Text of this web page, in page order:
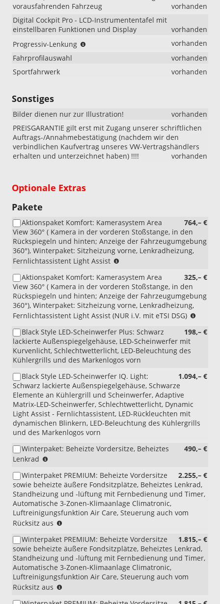
vorausfahrenden Fahrzeug
vorhanden
Digital Cockpit Pro - LCD-Instrumententafel mit
einstellbaren Funktionen und Display
vorhanden
Progressiv-Lenkung
Im
Vergleich
zur
herkömmlichen
Lenkung
vorhanden
Fahrprofilauswahl
vorhanden
Sportfahrwerk
vorhanden
Sonstiges
Bilder dienen nur zur Illustration!
vorhanden
PREISGARANTIE gilt erst mit Zugang unserer schriftlichen
Auftrags-/Annahmebestätigung (nachdem wir den
verbindlichen Kaufvertrag unseres VW-Vertragshändlers
erhalten und unterzeichnet haben) !!!!
vorhanden
Optionale Extras
Pakete
764,– €
Aktionspaket Komfort: Kamerasystem Area
View 360° ( Kamera in der vorderen Stoßstange, in den
Rückspiegeln und hinten; Anzeige der Fahrzeugumgebung
360°), Winterpaket: Sitzheizung vorne, Lenkradheizung,
Fernlichtassistent Light Assist
mit
1.5
eTSI
DSG)
325,– €
Aktionspaket Komfort: Kamerasystem Area
View 360° ( Kamera in der vorderen Stoßstange, in den
Rückspiegeln und hinten; Anzeige der Fahrzeugumgebung
360°), Winterpaket: Sitzheizung vorne, Lenkradheizung,
Fernlichtassistent Light Assist (NUR i.V. mit eTSI DSG)
mit
198,– €
Black Style LED-Scheinwerfer Plus: Schwarz
lackierte Außenspiegelgehäuse, LED-Scheinwerfer mit
Kurvenlicht, Schlechtwetterlicht, LED-Beleuchtung des
Kühlergrills und des Markenlogos vorn
1.094,– €
Black Style LED-Scheinwerfer IQ. Light:
Schwarz lackierte Außenspiegelgehäuse, Schwarze
Elemente an Kühlergrill und Scheinwerfer, Adaptive
Matrix-LED-Scheinwerfer, Schlechtwetterlicht, Dynamic
Light Assist - Fernlichtassistent, LED-Rückleuchten mit
dynamischen Blinkern, LED-Beleuchtung des Kühlergrills
und des Markenlogos vorn
490,– €
Winterpaket: Beheizte Vordersitze, Beheiztes
Lenkrad
1.5
eTSI
DSG)
2.255,– €
Winterpaket PREMIUM: Beheizte Vordersitze
sowie beheizte äußere Fondsitzplätze, Beheiztes Lenkrad,
Standheizung und -lüftung mit Fernbedienung und Timer,
Automatische 3-Zonen-Klimaanlage Climatronic,
Luftreinigungsfunktion Air Care, Steuerung auch vom
Rücksitz aus
mit
eHybrid)
1.815,– €
Winterpaket PREMIUM: Beheizte Vordersitze
sowie beheizte äußere Fondsitzplätze, Beheiztes Lenkrad,
Standheizung und -lüftung mit Fernbedienung und Timer,
Automatische 3-Zonen-Klimaanlage Climatronic,
Luftreinigungsfunktion Air Care, Steuerung auch vom
Rücksitz aus